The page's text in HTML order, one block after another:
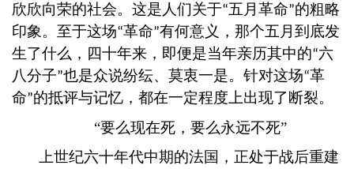
欣欣向荣的社会。这是人们关于“五月革命”的粗略
印象。至于这场“革命”有何意义，那个五月到底发
生了什么，四十年来，即便是当年亲历其中的“六
八分子”也是众说纷纭、莫衷一是。针对这场“革
命”的抵评与记忆，都在一定程度上出现了断裂。
“要么现在死，要么永远不死”
上世纪六十年代中期的法国，正处于战后重建